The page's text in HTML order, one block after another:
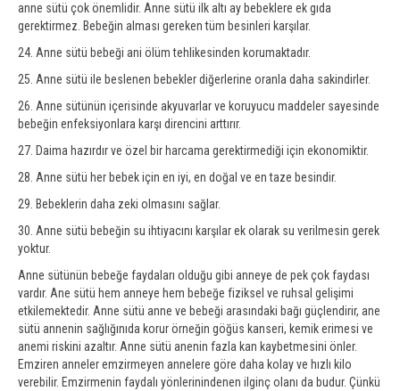
anne sütü çok önemlidir. Anne sütü ilk altı ay bebeklere ek gıda
gerektirmez. Bebeğin alması gereken tüm besinleri karşılar.
24. Anne sütü bebeği ani ölüm tehlikesinden korumaktadır.
25. Anne sütü ile beslenen bebekler diğerlerine oranla daha sakindirler.
26. Anne sütünün içerisinde akyuvarlar ve koruyucu maddeler sayesinde
bebeğin enfeksiyonlara karşı direncini arttırır.
27. Daima hazırdır ve özel bir harcama gerektirmediği için ekonomiktir.
28. Anne sütü her bebek için en iyi, en doğal ve en taze besindir.
29. Bebeklerin daha zeki olmasını sağlar.
30. Anne sütü bebeğin su ihtiyacını karşılar ek olarak su verilmesin gerek
yoktur.
Anne sütünün bebeğe faydaları olduğu gibi anneye de pek çok faydası
vardır. Ane sütü hem anneye hem bebeğe fiziksel ve ruhsal gelişimi
etkilemektedir. Anne sütü anne ve bebeği arasındaki bağı güçlendirir, ane
sütü annenin sağlığınıda korur örneğin göğüs kanseri, kemik erimesi ve
anemi riskini azaltır. Anne sütü anenin fazla kan kaybetmesini önler.
Emziren anneler emzirmeyen annelere göre daha kolay ve hızlı kilo
verebilir. Emzirmenin faydalı yönlerinindenen ilginç olanı da budur. Çünkü